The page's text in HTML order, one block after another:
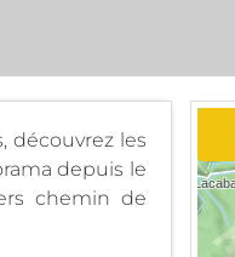
découvrez les
depuis le
chemin de